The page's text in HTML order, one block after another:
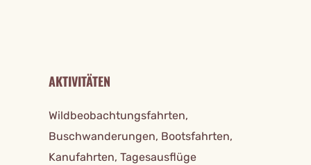
AKTIVITÄTEN
Wildbeobachtungsfahrten,
Buschwanderungen, Bootsfahrten,
Kanufahrten, Tagesausflüge